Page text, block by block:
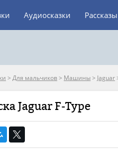
Аудиосказки Рассказы
> Для мальчиков> Машины > Jaguar
Jaguar F-Type